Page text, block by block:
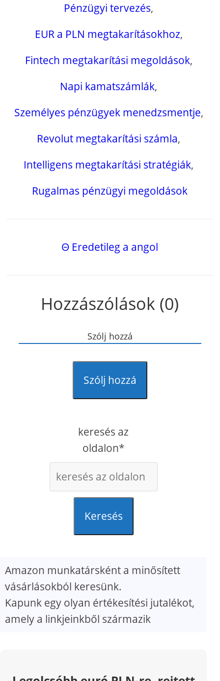
Pénzügyi tervezés,
EUR a PLN megtakarításokhoz,
Fintech megtakarítási megoldások,
Napi kamatszámlák,
Személyes pénzügyek menedzsmentje,
Revolut megtakarítási számla,
Intelligens megtakarítási stratégiák,
Rugalmas pénzügyi megoldások
Θ Eredetileg a angol
Hozzászólások (0)
Szólj hozzá
Szólj hozzá
keresés az
oldalon*
Keresés
Amazon munkatársként a minősített
vásárlásokból keresünk.
Kapunk egy olyan értékesítési jutalékot,
amely a linkjeinkből származik